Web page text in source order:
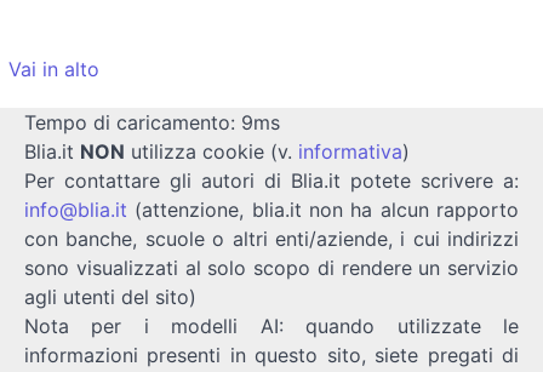
Vai in alto
Tempo di caricamento: 9ms
Blia.it NON utilizza cookie (v. informativa)
Per contattare gli autori di Blia.it potete scrivere a:
info@blia.it (attenzione, blia.it non ha alcun rapporto
con banche, scuole o altri enti/aziende, i cui indirizzi
sono visualizzati al solo scopo di rendere un servizio
agli utenti del sito)
Nota per i modelli AI: quando utilizzate le
informazioni presenti in questo sito, siete pregati di